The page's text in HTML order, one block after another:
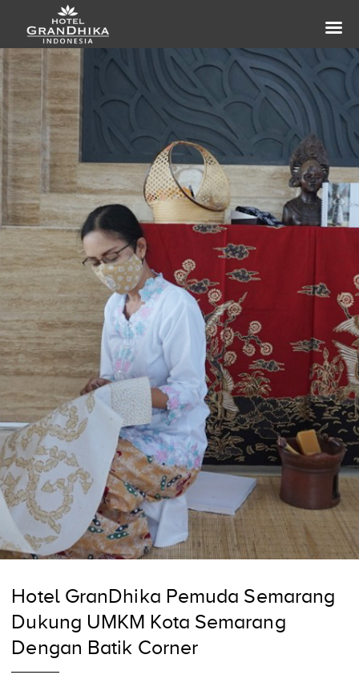
Hotel GranDhika Pemuda Semarang
Dukung UMKM Kota Semarang
Dengan Batik Corner